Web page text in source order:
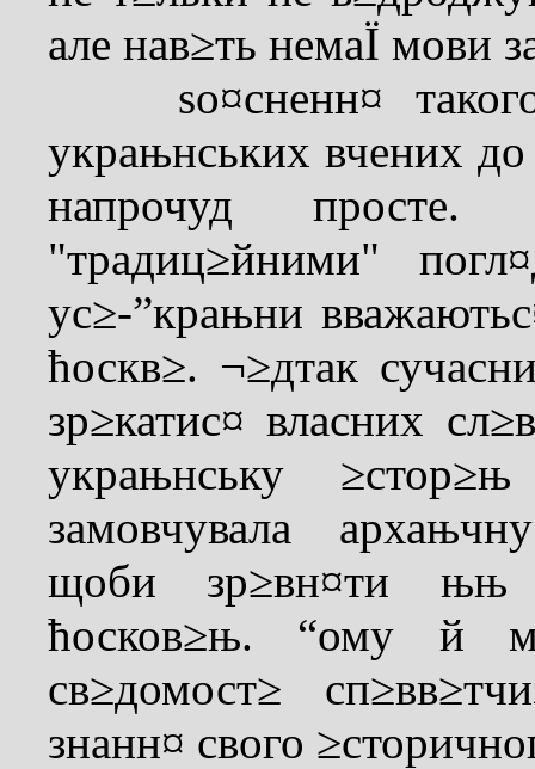
але нав≥ть немаЇ мови
ѕо¤сненн¤ такого
украњнських вчених
напрочуд
"традиц≥йними"
ус≥-”крањни
ћоскв≥. ¬≥дтак
зр≥катис¤ власних
украњнську
замовчувала
щоби зр≥вн¤ти њњ
ћосков≥њ. “ому й
св≥домост≥
знанн¤ свого